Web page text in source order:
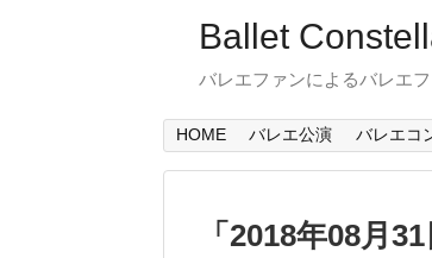
Ballet
バレエファンによるバレエ
HOME バレエ公演 バレエコ
「 2018年08月31